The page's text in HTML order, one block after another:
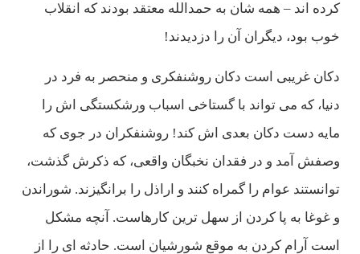
كرده اند – همه شان به حمدالله معتقد بودند كه انقلاب
خوب بود، ديگران آن را دزديدند!
دكان غريبی است دكان روشنفكری و منحصر به فرد در
دنيا، كه می تواند با گستاخی اسباب ورشكستگی اش را
مايه دست دكان بعدی اش كند! روشنفكران در جوی كه
وصفش آمد و در فقدان نخبگان واقعی، كه ذكرش گذشت،
توانستند عوام را گمراه كنند و اراذل را برانگيزند. شوراندن
و غوغا به پا كردن از سهل ترين كارهاست. آنچه مشكل
است آرام كردن به موقع شورشيان است. حادثه ای را از